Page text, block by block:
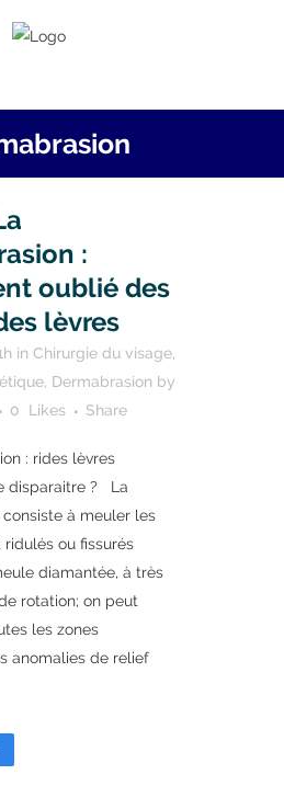
:
oublié des
lèvres
in Chirurgie du visage,
, Dermabrasion by
0 Likes Share
: rides lèvres
disparaitre ? La
à meuler les
ou fissurés
diamantée, à très
rotation; on peut
les zones
anomalies de relief